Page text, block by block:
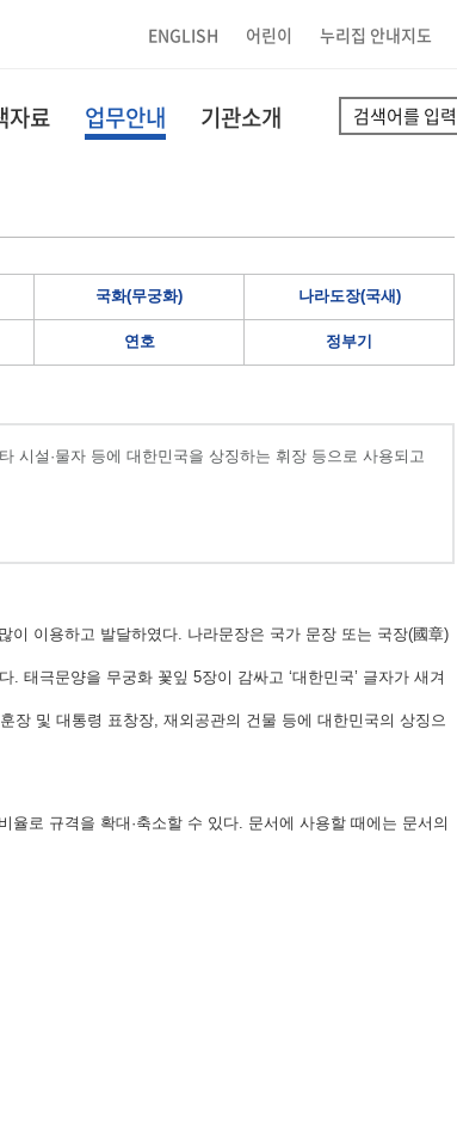
ENGLISH 어린이 누리집 안내지도
자료 업무안내 기관소개
국화(무궁화) 나라도장(국새)
연호 정부기
시설·물자 등에 대한민국을 상징하는 휘장 등으로 사용되고
이 이용하고 발달하였다. 나라문장은 국가 문장 또는 국장(國章)
태극문양을 무궁화 꽃잎 5장이 감싸고 ‘대한민국’ 글자가 새겨
장 및 대통령 표창장, 재외공관의 건물 등에 대한민국의 상징으
로 규격을 확대·축소할 수 있다. 문서에 사용할 때에는 문서의